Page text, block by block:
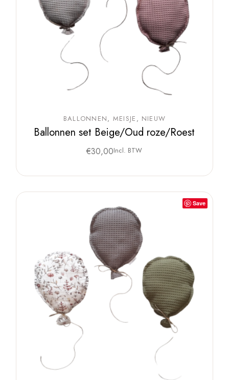
BALLONNEN MEISJE NIEUW
Ballonnen set Beige/Oud roze/Roest
€30,00Incl. BTW
Save